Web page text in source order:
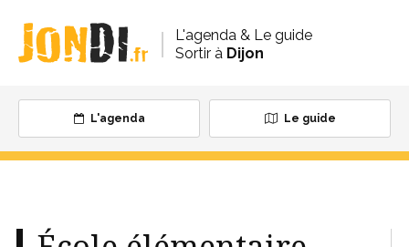
L'agenda & Le guide
Sortir à Dijon
Le guide
L'agenda